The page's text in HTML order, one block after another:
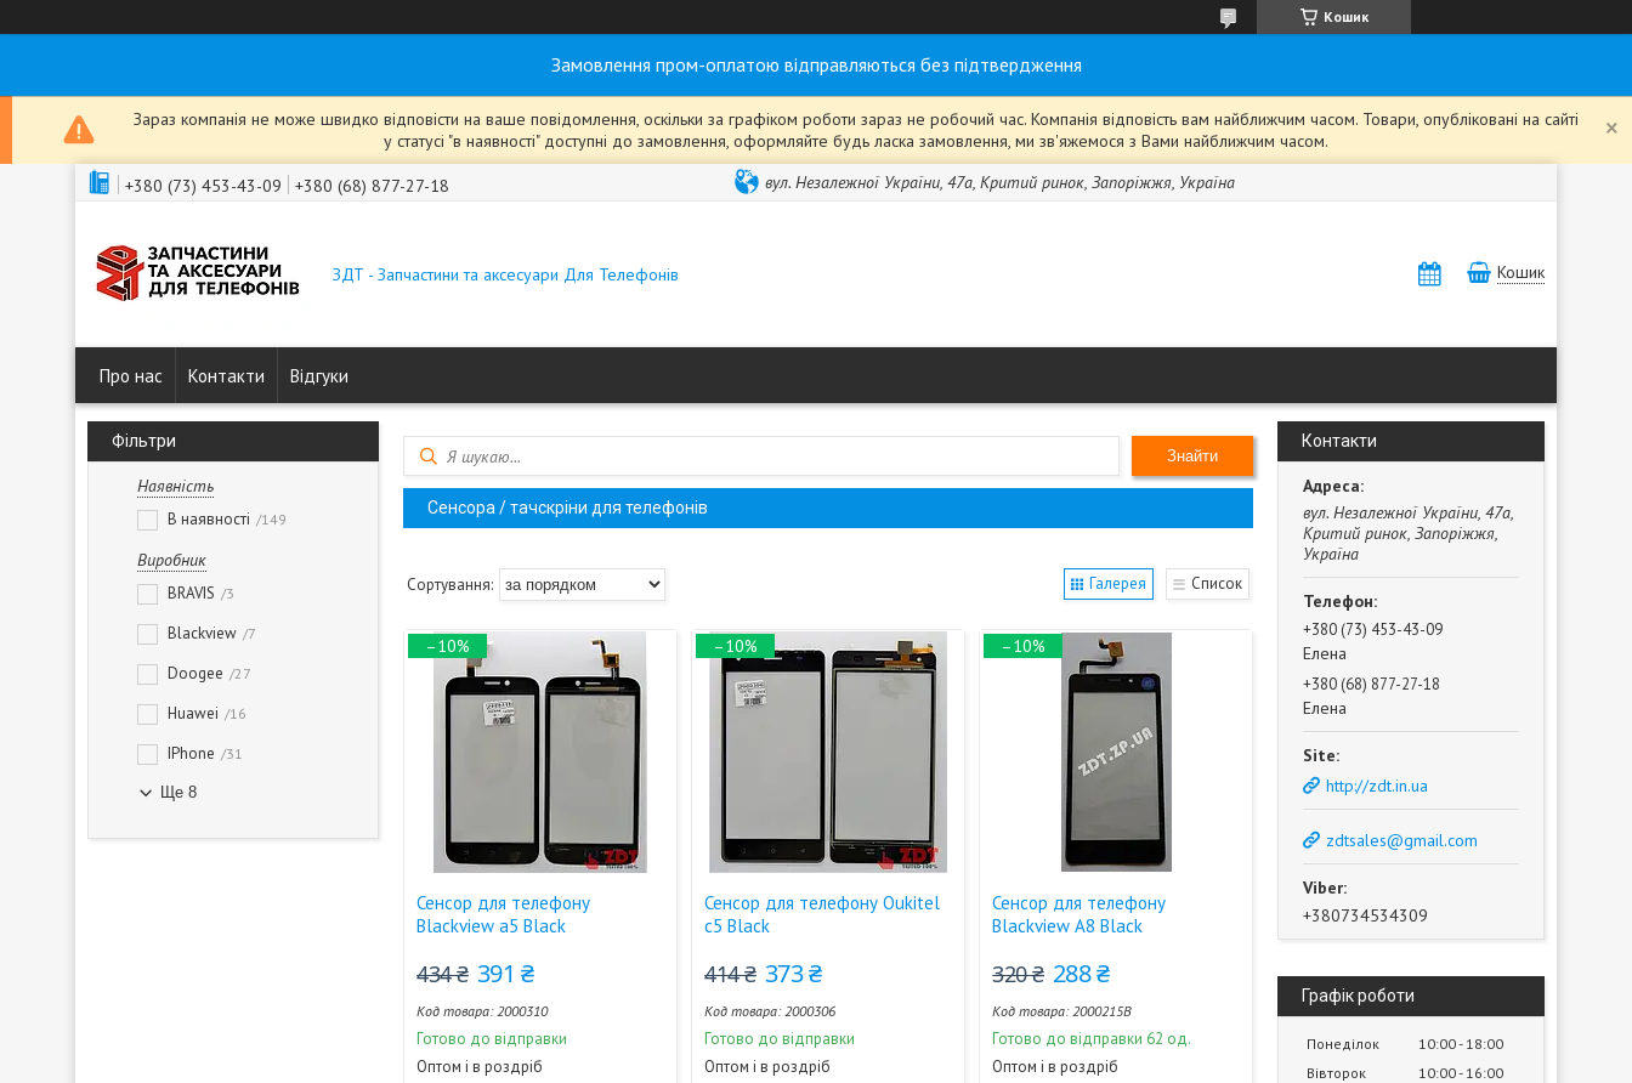
Кошик
Замовлення пром-оплатою відправляються без підтвердження
Зараз компанія не може швидко відповісти на ваше повідомлення, оскільки за графіком роботи зараз не робочий час. Компанія відповість вам найближчим часом. Товари, опубліковані на сайті
у статусі "в наявності" доступні до замовлення, оформляйте будь ласка замовлення, ми зв'яжемося з Вами найближчим часом.
+380 (73) 453-43-09 +380 (68) 877-27-18 вул. Незалежної України, 47а, Критий ринок, Запоріжжя, Україна
ЗДТ - Запчастини та аксесуари Для Телефонів Кошик
Про нас Контакти Відгуки
Фільтри
Наявність
В наявності 149
Виробник
BRAVIS 3
Blackview 7
Doogee 27
Huawei 16
IPhone 31
Ще 8
Знайти
Сенсора / тачскріни для телефонів
Галерея Список
–10%
Сенсор для телефону
Blackview a5 Black
434 ₴ 391 ₴
2000310
Готово до відправки
Оптом і в роздріб
–10%
Сенсор для телефону Oukitel
c5 Black
414 ₴ 373 ₴
2000306
Готово до відправки
Оптом і в роздріб
–10%
Сенсор для телефону
Blackview A8 Black
320 ₴ 288 ₴
2000215B
Готово до відправки 62 од.
Оптом і в роздріб
Контакти
вул. Незалежної України, 47а,
Критий ринок, Запоріжжя,
Україна
+380 (73) 453-43-09
Елена
+380 (68) 877-27-18
Елена
http://zdt.in.ua
zdtsales@gmail.com
+380734534309
Графік роботи
Понеділок 10:00 18:00
Вівторок
10:00 16:00